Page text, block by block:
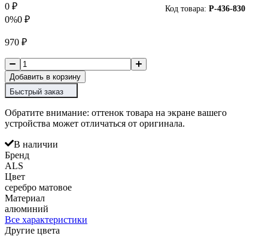
Код товара: P-436-830
0 ₽
0%0 ₽
970 ₽
Добавить в корзину
Быстрый заказ
Обратите внимание: оттенок товара на экране вашего
устройства может отличаться от оригинала.
В наличии
Бренд
ALS
Цвет
серебро матовое
Материал
алюминий
Все характеристики
Другие цвета